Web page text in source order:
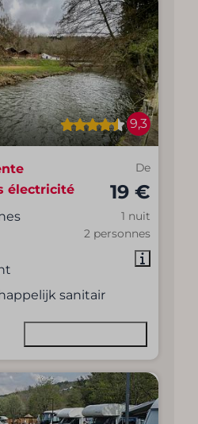
9,3
De
19 €
1 nuit
2 personnes
électricité
sanitair